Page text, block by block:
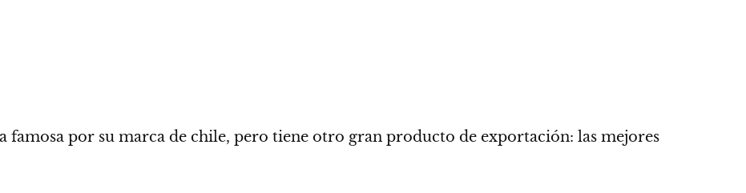
famosa por su marca de chile, pero tiene otro gran producto de exportación: las mejores